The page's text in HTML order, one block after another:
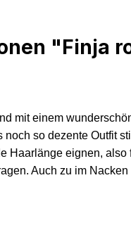
"Finja
mit einem
so dezente Outfit
Haarlänge eignen,
Auch zu im